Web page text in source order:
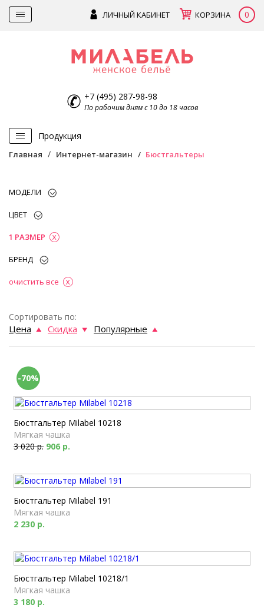
ЛИЧНЫЙ КАБИНЕТ КОРЗИНА 0
+7 (495) 287-98-98
По рабочим дням с 10 до 18 часов
Продукция
Главная Интернет-магазин Бюстгальтеры
МОДЕЛИ
ЦВЕТ
1 РАЗМЕР
БРЕНД
очистить все
Сортировать по:
Цена Скидка Популярные
-70%
Бюстгальтер Milabel 10218
Мягкая чашка
3 020 р. 906 р.
Бюстгальтер Milabel 191
Мягкая чашка
2 230 р.
Бюстгальтер Milabel 10218/1
Мягкая чашка
3 180 р.